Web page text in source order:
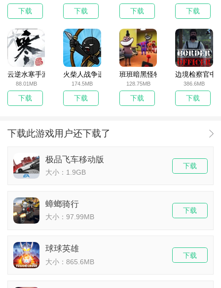
下载 下载 下载 下载
云逆水寒手游
88.01MB
下载
火柴人战争遗产无敌版
174.5MB
下载
班班暗黑怪物生存挑战5
128.75MB
下载
边境检察官中
386.6MB
下载
下载此游戏用户还下载了
极品飞车移动版
大小：1.9GB
下载
蟑螂骑行
大小：97.99MB
下载
球球英雄
大小：865.6MB
下载